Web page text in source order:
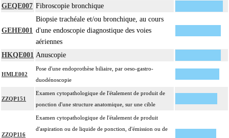
Avec ou sans : coloration spéciale
coupes sériées
empreinte par apposition cellulaire
écrasis cellulaire
17.2
Facturation :
un seul acte peut être facturé que l'exérèse soit monobloc ou en fragments non
différenciés par le préleveur, partielle ou totale, pour chaque structure
Par organe profond, on entend : tout organe ou toute structure non vasculaire,
17
Par organe superficiel, on entend : tout organe ou toute structure non
GEQE007 Fibroscopie bronchique
GEHE001
Biopsie trachéale et/ou bronchique, au cours
d'une endoscopie diagnostique des voies
aériennes
HKQE001 Anuscopie
HMLE002
Pose d'une endoprothèse biliaire, par oeso-gastro-
duodénoscopie
ZZQP151
Examen cytopathologique de l'étalement de produit de
ponction d'une structure anatomique, sur une cible
ZZQP116
Examen cytopathologique de l'étalement de produit
d'aspiration ou de liquide de ponction, d'émission ou de